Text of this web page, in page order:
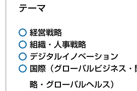
テーマ
経営戦略
組織・人事戦略
デジタルイノベーション
国際（グローバルビジネス
略・グローバルヘルス）